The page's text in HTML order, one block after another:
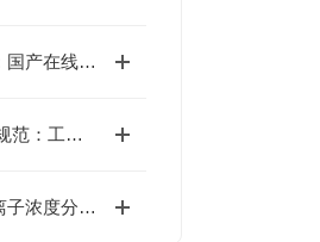
技术与成本双优：国产在线钙离子分析仪核心价值盘点
依据GB/T 50050规范：工业循环水氯离子在线监测仪配置指南
电镀废水在线氟离子浓度分析仪的选购指南解析